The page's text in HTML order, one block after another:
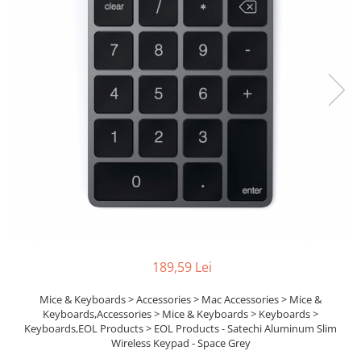
Smartphone IPhone
Sisteme PC & Periferice
Sisteme Desktop & Monitoare
Microfoane & Casti Gaming
Mouse Gaming
Scaune Gaming
Tastaturi Gaming
189,59 Lei
Mice & Keyboards > Accessories > Mac Accessories > Mice &
Keyboards,Accessories > Mice & Keyboards > Keyboards >
Keyboards,EOL Products > EOL Products - Satechi Aluminum Slim
Wireless Keypad - Space Grey